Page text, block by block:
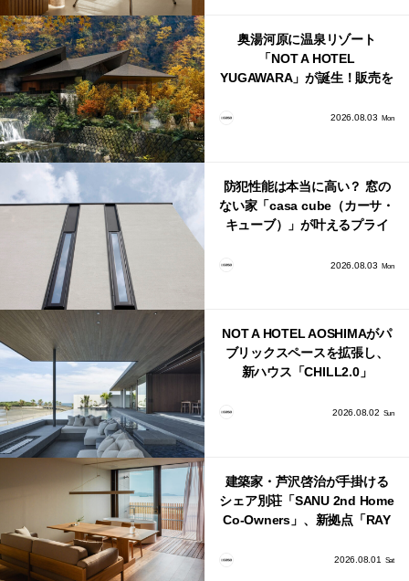
奥湯河原に温泉リゾート
「NOT A HOTEL
YUGAWARA」が誕生！販売を
2026.08.03 Mon
防犯性能は本当に高い？ 窓の
ない家「casa cube（カーサ・
キューブ）」が叶えるプライ
2026.08.03 Mon
NOT A HOTEL AOSHIMAがパ
ブリックスペースを拡張し、
新ハウス「CHILL2.0」
2026.08.02 Sun
建築家・芦沢啓治が手掛ける
シェア別荘「SANU 2nd Home
Co-Owners」、新拠点「RAY
2026.08.01 Sat